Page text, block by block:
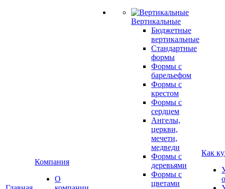
Компания
О
Вертикальные
Бюджетные
вертикальные
Стандартные
формы
Формы с
барельефом
Формы с
крестом
Формы с
сердцем
Ангелы,
церкви,
мечети,
медведи
Формы с
деревьями
Формы с
цветами
Как